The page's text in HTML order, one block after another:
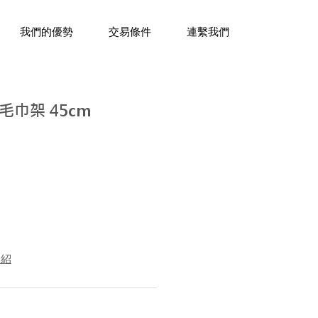
我們的優勢 交易條件 連繫我們
巾架 45cm